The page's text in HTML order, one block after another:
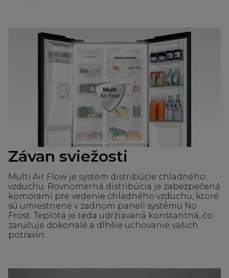
Závan sviežosti
Multi Air Flow je systém distribúcie chladného
vzduchu. Rovnomerná distribúcia je zabezpečená
komorami pre vedenie chladného vzduchu, ktoré
sú umiestnené v zadnom paneli systému No
Frost. Teplota je teda udržiavaná konštantná, čo
zaručuje dokonalé a dlhšie uchovanie vašich
potravín.